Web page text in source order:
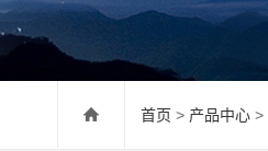
首页 > 产品中心 >